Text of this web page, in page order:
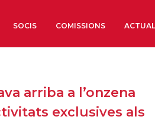
Òrgans de Govern
Òrgans Consultius
SOCIS COMISSIONS
arriba a l’onzena
exclusives als